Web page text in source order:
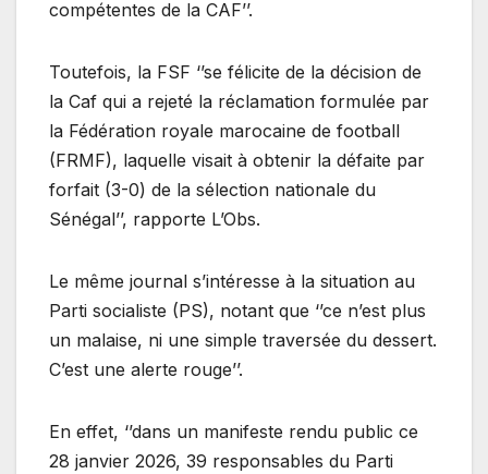
compétentes de la CAF’’.
Toutefois, la FSF ‘’se félicite de la décision de
la Caf qui a rejeté la réclamation formulée par
la Fédération royale marocaine de football
(FRMF), laquelle visait à obtenir la défaite par
forfait (3-0) de la sélection nationale du
Sénégal’’, rapporte L’Obs.
Le même journal s’intéresse à la situation au
Parti socialiste (PS), notant que ‘’ce n’est plus
un malaise, ni une simple traversée du dessert.
C’est une alerte rouge’’.
En effet, ‘’dans un manifeste rendu public ce
28 janvier 2026, 39 responsables du Parti